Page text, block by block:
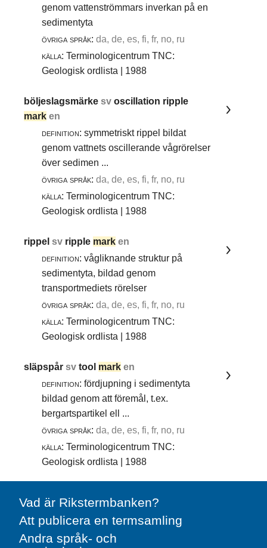
genom vattenströmmars inverkan på en
sedimentyta
övriga språk: da, de, es, fi, fr, no, ru
källa: Terminologicentrum TNC:
Geologisk ordlista | 1988
böljeslagsmärkesvoscillation ripple
mark en
definition: symmetriskt rippel bildat
genom vattnets oscillerande vågrörelser
över sedimen ...
övriga språk: da, de, es, fi, fr, no, ru
källa: Terminologicentrum TNC:
Geologisk ordlista | 1988
rippelsv ripple mark en
definition: vågliknande struktur på
sedimentyta, bildad genom
transportmediets rörelser
övriga språk: da, de, es, fi, fr, no, ru
källa: Terminologicentrum TNC:
Geologisk ordlista | 1988
släpspårsvtool mark en
definition: fördjupning i sedimentyta
bildad genom att föremål, t.ex.
bergartspartikel ell ...
övriga språk: da, de, es, fi, fr, no, ru
källa: Terminologicentrum TNC:
Geologisk ordlista | 1988
Vad är Rikstermbanken?
Att publicera en termsamling
Andra språk- och